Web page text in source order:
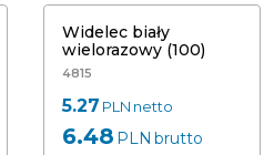
Widelec biały
wielorazowy (100)
4815
5.27 PLN netto
6.48 PLN brutto